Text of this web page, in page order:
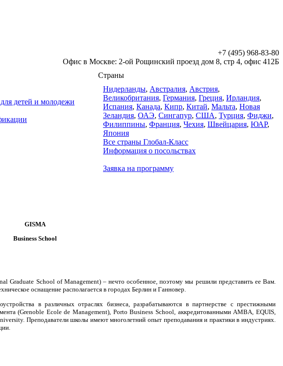
+7 (495) 968-83-80
Офис в Москве: 2-ой Рощинский проезд дом 8, стр 4, офис 412Б
Страны
детей и молодежи
Нидерланды, Австралия, Австрия,
Великобритания, Германия, Греция, Ирландия,
Испания, Канада, Кипр, Китай, Мальта, Новая
Зеландия, ОАЭ, Сингапур, США, Турция, Фиджи,
Филиппины, Франция, Чехия, Швейцария, ЮАР,
Япония
Все страны Глобал-Класс
Информация о посольствах
Заявка на программу
GISMA
Business School
Graduate School of Management) – нечто особенное, поэтому мы решили представить ее Вам.
оснащение располагается в городах Берлин и Ганновер.
в различных отраслях бизнеса, разрабатываются в партнерстве с престижными
(Grenoble Ecole de Management), Porto Business School, аккредитованными AMBA, EQUIS,
Преподаватели школы имеют многолетний опыт преподавания и практики в индустриях.